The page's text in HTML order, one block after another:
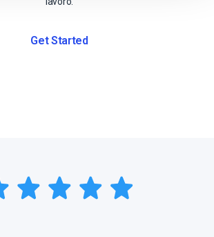
Get Started